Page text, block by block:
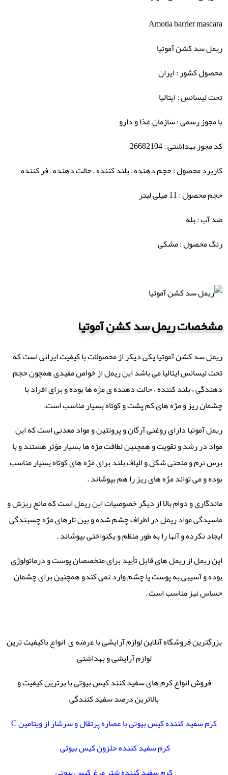
Amotia barrier mascara
ریمل سد کشن آموتیا
محصول کشور : ایران
تحت لیسانس : ایتالیا
با مجوز رسمی : سازمان غذا و دارو
کد مجوز بهداشتی : 26682104
کاربرد محصول : حجم دهنده – بلند کننده – حالت دهنده – فر کننده
حجم محصول : 11 میلی لیتر
ضد آب : بله
رنگ محصول : مشکی
مشخصات ریمل سد کشن آموتیا
ریمل سد کشن آموتیا یکی دیکر از محصولات با کیفیت ایرانی است که
تحت لیسانس ایتالیا می باشد این ریمل از خواص مفیدی همچون حجم
دهندگی ، بلند کننده ، حالت دهنده ی مژه ها بوده و برای افراد با
چشمان ریز و مژه های کم پشت و کوتاه بسیار مناسب است.
ریمل آموتیا دارای روغنی آرگان و پروتئین و مواد معدنی است که این
مواد در رشد و تقویت و همچنین لطافت مژه ها بسیار مؤثر هستند و با
برس نرم و منحنی شکل و الیاف بلند برای مژه های کوتاه بسیار مناسب
بوده و می تواند مژه های ریز را هم بپوشاند .
ماندگاری و دوام بالا از دیگر خصوصیات این ریمل است که مانع ریزش و
ماسیدگی مواد ریمل در اطراف چشم شده و بین تارهای مژه چسبندگی
ایجاد نکرده و آنها را به طور منظم و یکنواختی بپوشاند .
این ریمل از ریمل های قابل تأیید برای متخصصان پوست و درماتولوژی
بوده و آسیبی به پوست یا چشم وارد نمی کندو همچنین برای چشمان
حساس نیز مناسب است .
بزرگترین فروشگاه آنلاین لوازم آرایشی با عرضه ی انواع باکیفیت ترین
لوازم آرایشی و بهداشتی
فروش انواع کرم های سفید کنند کیس بیوتی با برترین کیفیت و
بالاترین درصد سفید کنندگی
کرم سفید کننده کیس بیوتی با عصاره پرتقال و سرشار از ویتامین C
کرم سفید کننده حلزون کیس بیوتی